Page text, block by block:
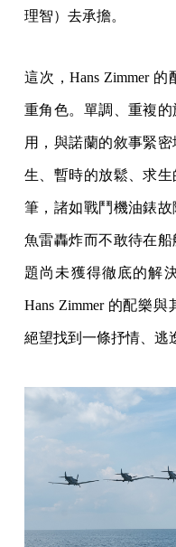
理智）去承擔。
這次，Hans Zimmer
重角色。單調、重複
用，與諾蘭的敘事緊
生、暫時的放鬆、求
筆，諸如戰鬥機油錶
魚雷轟炸而不敢待在
題尚未獲得徹底的解
Hans Zimmer 的配樂
絕望找到一條抒情、逃